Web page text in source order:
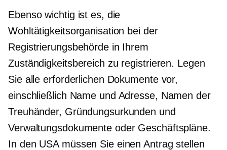
Ebenso wichtig ist es, die
Wohltätigkeitsorganisation bei der
Registrierungsbehörde in Ihrem
Zuständigkeitsbereich zu registrieren. Legen
Sie alle erforderlichen Dokumente vor,
einschließlich Name und Adresse, Namen der
Treuhänder, Gründungsurkunden und
Verwaltungsdokumente oder Geschäftspläne.
In den USA müssen Sie einen Antrag stellen